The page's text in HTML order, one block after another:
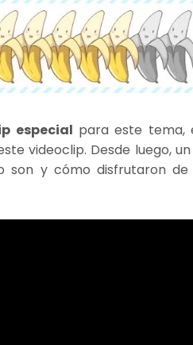
especial para este tema,
videoclip. Desde luego,
y cómo disfrutaron de